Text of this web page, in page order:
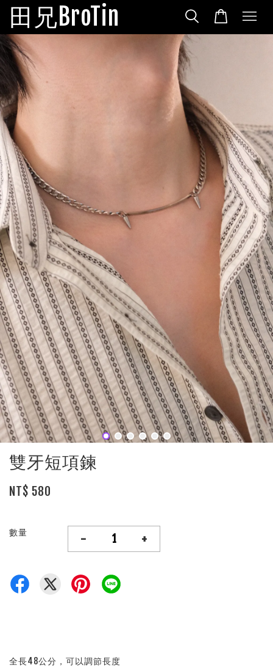
田兄BroTin
雙牙短項鍊
NT$ 580
數量 - +
全長48公分，可以調節長度